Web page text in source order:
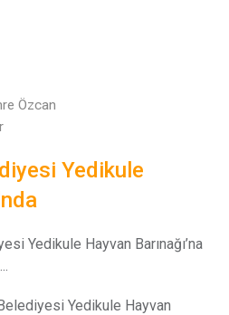
Özcan
Yedikule
Yedikule Hayvan Barınağı’na
Yedikule Hayvan